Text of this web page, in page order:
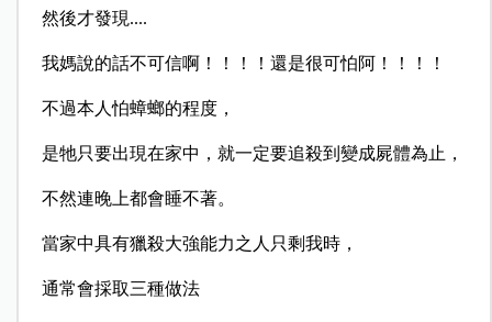
然後才發現....
我媽說的話不可信啊！！！！還是很可怕阿！！！！
不過本人怕蟑螂的程度，
是牠只要出現在家中，就一定要追殺到變成屍體為止，
不然連晚上都會睡不著。
當家中具有獵殺大強能力之人只剩我時，
通常會採取三種做法